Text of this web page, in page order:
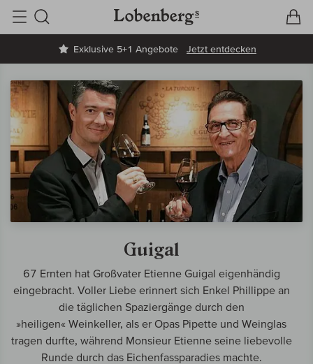
Exklusive 5+1 Angebote Jetzt entdecken
Suche
Guigal
67 Ernten hat Großvater Etienne Guigal eigenhändig
eingebracht. Voller Liebe erinnert sich Enkel Phillippe an
die täglichen Spaziergänge durch den
»heiligen« Weinkeller, als er Opas Pipette und Weinglas
tragen durfte, während Monsieur Etienne seine liebevolle
Runde durch das Eichenfassparadies machte.